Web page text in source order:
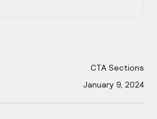
CTA Sections
January 9, 2024